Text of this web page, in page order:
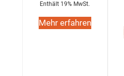
Enthält 19% MwSt.
Mehr erfahren